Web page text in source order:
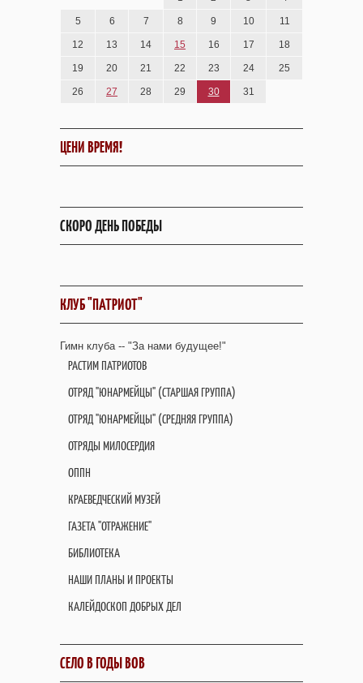
5 6 7 8 9 10 11
12 13 14 15 16 17 18
19 20 21 22 23 24 25
26 27 28 29 30 31
ЦЕНИ ВРЕМЯ!
СКОРО ДЕНЬ ПОБЕДЫ
КЛУБ "ПАТРИОТ"
Гимн клуба -- "За нами будущее!"
РАСТИМ ПАТРИОТОВ
ОТРЯД "ЮНАРМЕЙЦЫ" (СТАРШАЯ ГРУППА)
ОТРЯД "ЮНАРМЕЙЦЫ" (СРЕДНЯЯ ГРУППА)
ОТРЯДЫ МИЛОСЕРДИЯ
ОППН
КРАЕВЕДЧЕСКИЙ МУЗЕЙ
ГАЗЕТА "ОТРАЖЕНИЕ"
БИБЛИОТЕКА
НАШИ ПЛАНЫ И ПРОЕКТЫ
КАЛЕЙДОСКОП ДОБРЫХ ДЕЛ
СЕЛО В ГОДЫ ВОВ